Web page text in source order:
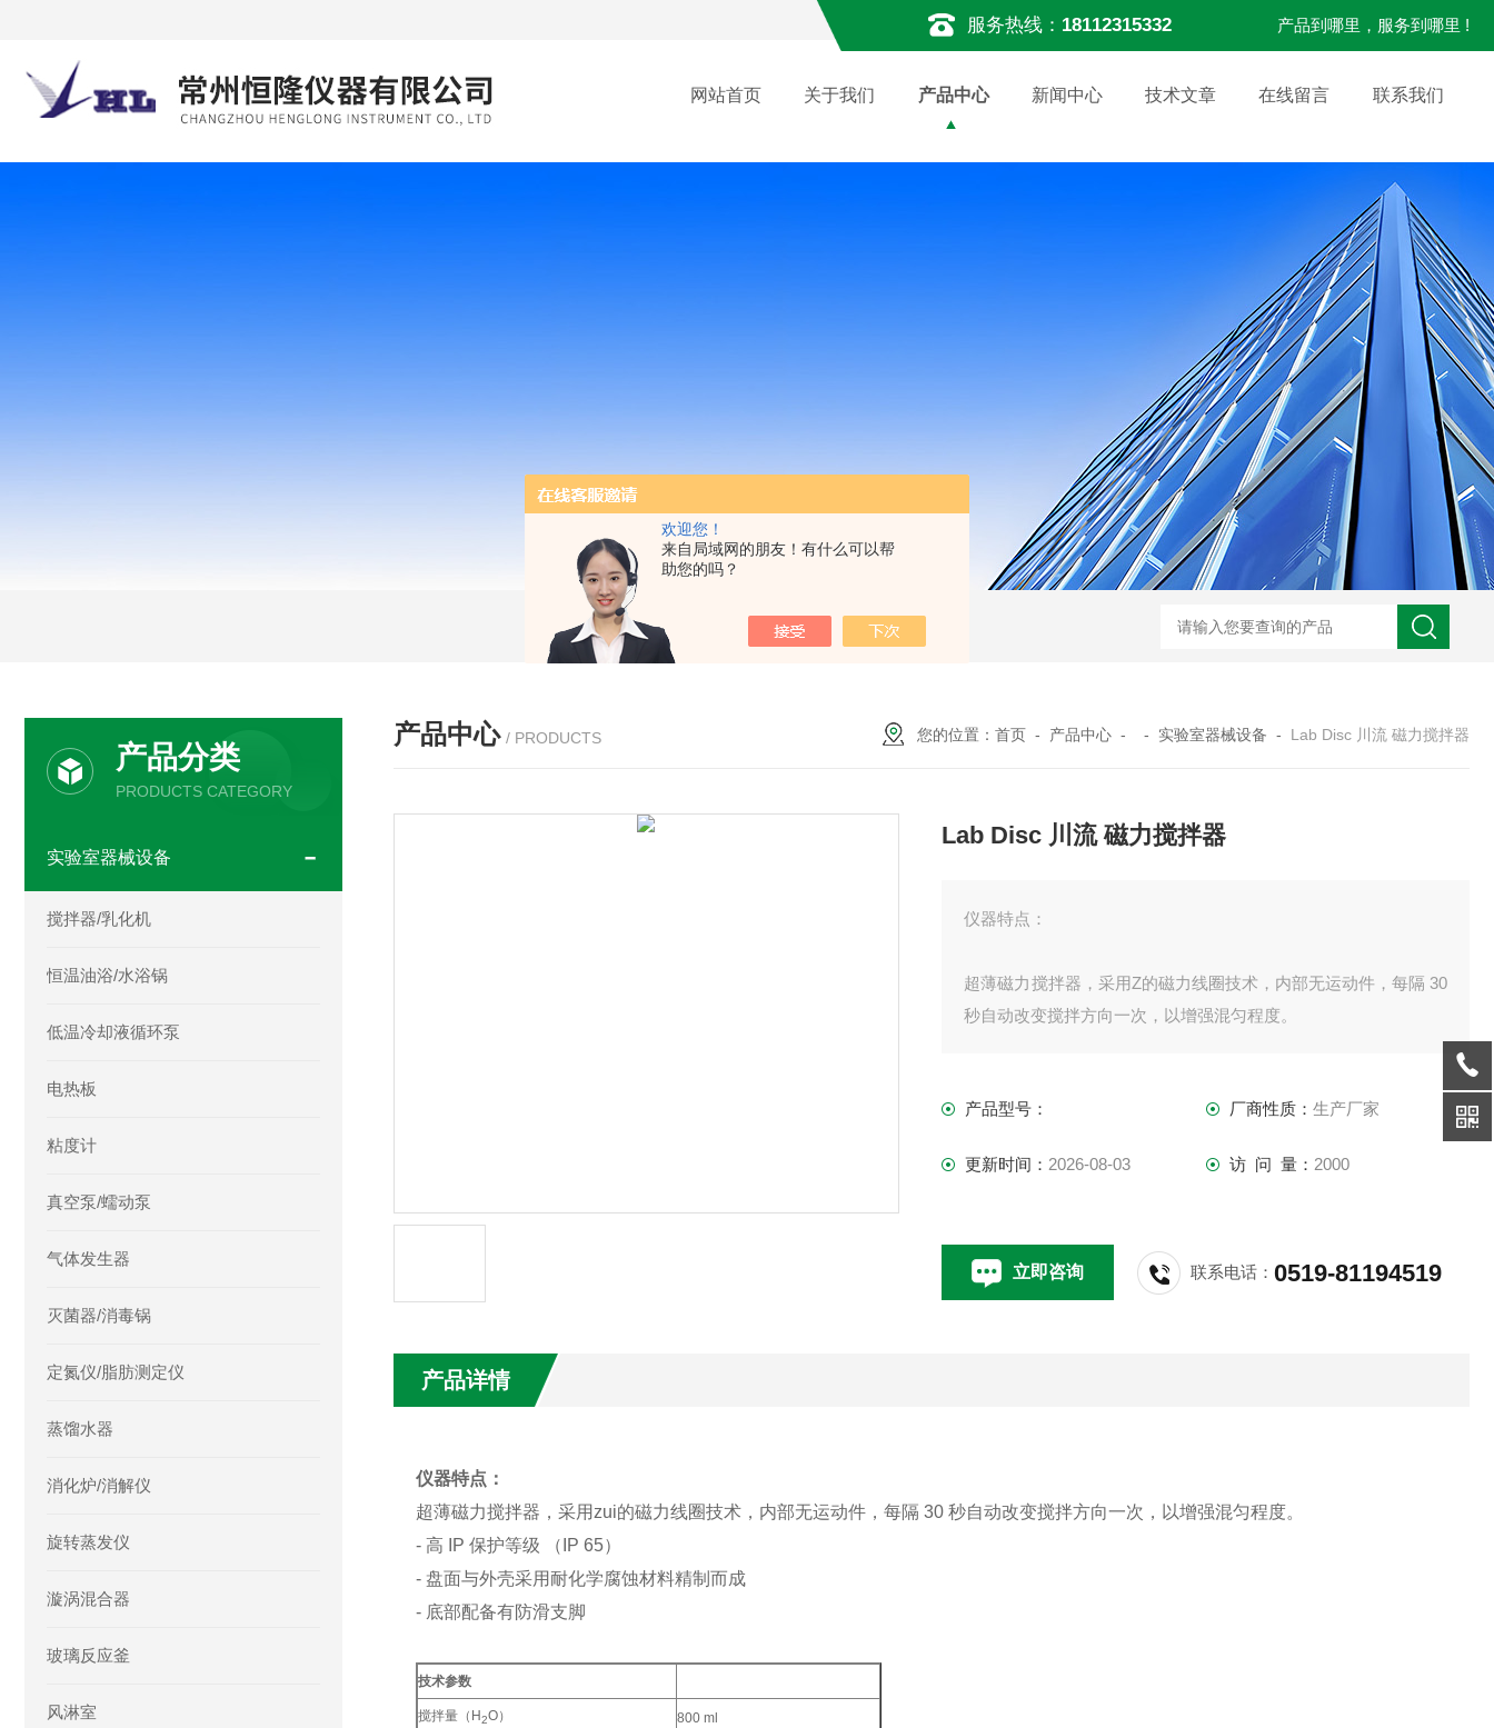
欢迎您！
来自局域网的朋友！有什么可以帮
助您的吗？
服务热线： 18112315332 产品到哪里，服务到哪里 !
网站首页 关于我们 产品中心 新闻中心 技术文章 在线留言 联系我们
产品中心 / PRODUCTS 您的位置： 首页 - 产品中心 - - 实验室器械设备 - Lab Disc 川流 磁力搅拌器
Lab Disc 川流 磁力搅拌器
仪器特点：
超薄磁力搅拌器，采用Z的磁力线圈技术，内部无运动件，每隔 30
秒自动改变搅拌方向一次，以增强混匀程度。
- 底部配备有防滑支脚
技术参数
马达输入/输出功率 5/3W
改变搅拌方向 每30s
转速范围 15 - 1,500 rpm
产品型号： 厂商性质： 生产厂家
更新时间： 2026-08-03 访 问 量： 2000
立即咨询 联系电话：0519-81194519
产品详情
仪器特点：
超薄磁力搅拌器，采用zui的磁力线圈技术，内部无运动件，每隔 30 秒自动改变搅拌方向一次，以增强混匀程度。
- 高 IP 保护等级 （IP 65）
- 盘面与外壳采用耐化学腐蚀材料精制而成
- 底部配备有防滑支脚
技术参数
搅拌量（H2O） 800 ml
产品分类
PRODUCTS CATEGORY
实验室器械设备
搅拌器/乳化机
恒温油浴/水浴锅
低温冷却液循环泵
电热板
粘度计
真空泵/蠕动泵
气体发生器
灭菌器/消毒锅
定氮仪/脂肪测定仪
蒸馏水器
消化炉/消解仪
旋转蒸发仪
漩涡混合器
玻璃反应釜
风淋室